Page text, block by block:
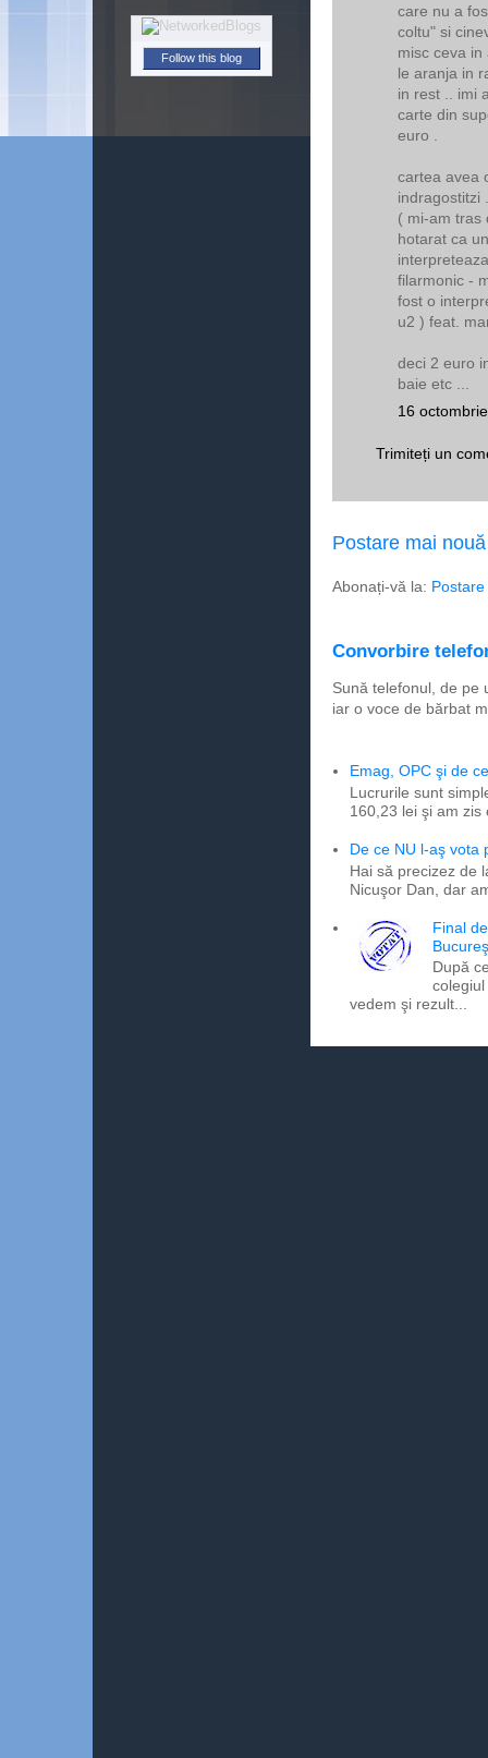
care nu a
coltu" si
misc ceva
le aranja in
in rest .. imi
carte din
euro .
cartea avea
indragostitzi
( mi-am tras
hotarat ca
filarmonic -
fost o
u2 ) feat.
deci 2 euro
baie etc ...
16
Trimiteți un
Postare mai nouă
Abonați-vă la:
Convorbire
Sună telefonul, de pe
iar o voce de bărbat
Emag, OPC şi de
Lucrurile sunt
160,23 lei şi am
De ce NU l-aş vota
Hai să precizez de
Nicuşor Dan, dar
Final
După
vedem şi rezult...
Follow this blog